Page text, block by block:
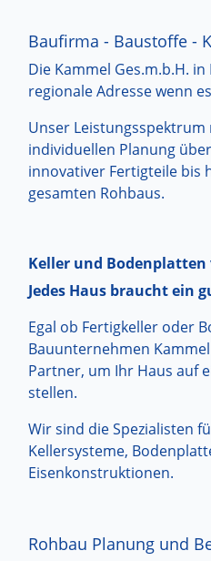
Baufirma - Baustoffe -
Die Kammel Ges.m.b.H.
regionale Adresse wenn
Unser
individuellen Planung
innovativer Fertigteile bis
gesamten Rohbaus.
Keller und Bodenplatten
Jedes Haus braucht ein
Egal ob Fertigkeller oder
Bauunternehmen
Partner, um Ihr Haus auf
stellen.
Wir sind die Spezialisten
Kellersysteme,
Eisenkonstruktionen.
Rohbau Planung und